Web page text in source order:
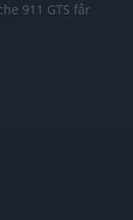
911 GTS får